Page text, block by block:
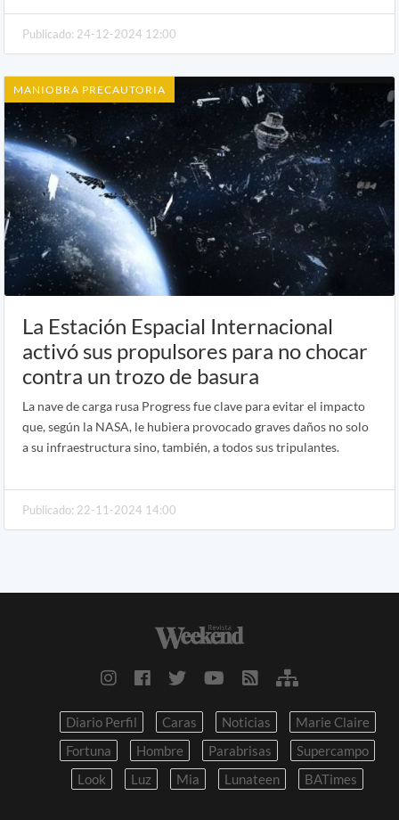
Publicado: 24-12-2024 12:00
MANIOBRA PRECAUTORIA
La Estación Espacial Internacional
activó sus propulsores para no chocar
contra un trozo de basura
La nave de carga rusa Progress fue clave para evitar el impacto
que, según la NASA, le hubiera provocado graves daños no solo
a su infraestructura sino, también, a todos sus tripulantes.
Publicado: 22-11-2024 14:00
Diario Perfil Caras Noticias
Marie Claire
Fortuna
Hombre Parabrisas
Supercampo
Look
Luz Mia Lunateen BATimes